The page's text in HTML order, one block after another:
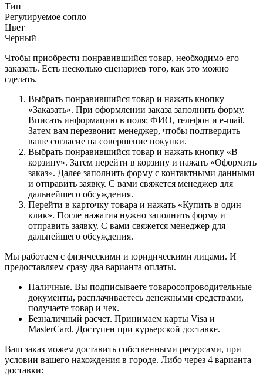
Тип
Регулируемое сопло
Цвет
Черный
Чтобы приобрести понравившийся товар, необходимо его
заказать. Есть несколько сценариев того, как это можно
сделать.
Выбрать понравившийся товар и нажать кнопку
«Заказать». При оформлении заказа заполнить форму.
Вписать информацию в поля: ФИО, телефон и e-mail.
Затем вам перезвонит менеджер, чтобы подтвердить
ваше согласие на совершение покупки.
Выбрать понравившийся товар и нажать кнопку «В
корзину». Затем перейти в корзину и нажать «Оформить
заказ». Далее заполнить форму с контактными данными
и отправить заявку. С вами свяжется менеджер для
дальнейшего обсуждения.
Перейти в карточку товара и нажать «Купить в один
клик». После нажатия нужно заполнить форму и
отправить заявку. С вами свяжется менеджер для
дальнейшего обсуждения.
Мы работаем с физическими и юридическими лицами. И
предоставляем сразу два варианта оплаты.
Наличные. Вы подписываете товаросопроводительные
документы, расплачиваетесь денежными средствами,
получаете товар и чек.
Безналичный расчет. Принимаем карты Visa и
MasterCard. Доступен при курьерской доставке.
Ваш заказ можем доставить собственными ресурсами, при
условии вашего нахождения в городе. Либо через 4 варианта
доставки: